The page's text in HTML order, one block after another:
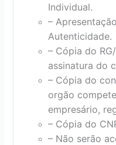
Individual.
–
Autenticidade.
– Cópia do
assinatura do
– Cópia do
orgão
empresário,
– Cópia do
– Não serão